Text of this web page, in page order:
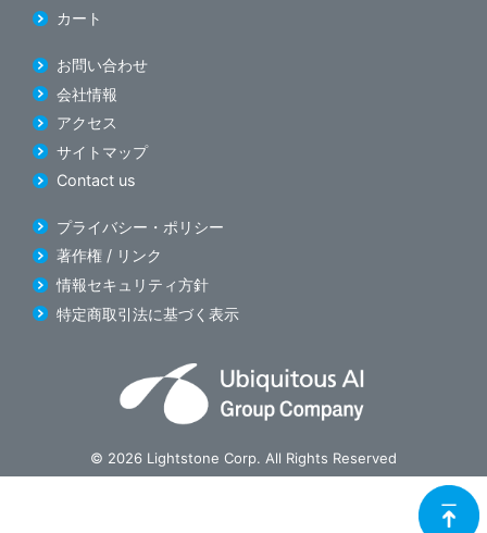
カート
お問い合わせ
会社情報
アクセス
サイトマップ
Contact us
プライバシー・ポリシー
著作権 / リンク
情報セキュリティ方針
特定商取引法に基づく表示
© 2026 Lightstone Corp. All Rights Reserved